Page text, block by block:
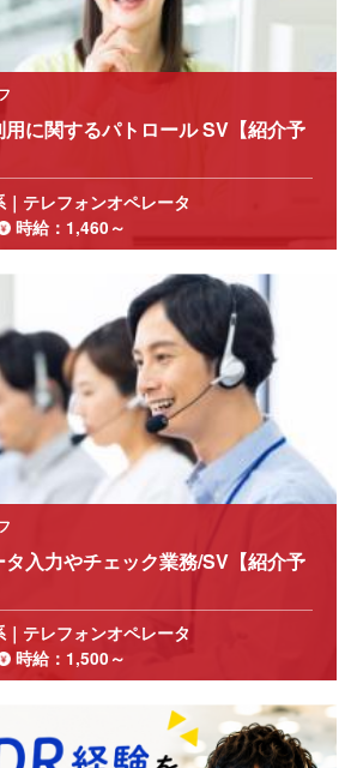
に関するパトロール SV【紹介予
テレフォンオペレータ
時給：1,460～
入力やチェック業務/SV【紹介予
テレフォンオペレータ
時給：1,500～